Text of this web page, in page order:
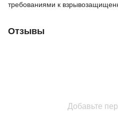
требованиями к
Отзывы
Добавьте